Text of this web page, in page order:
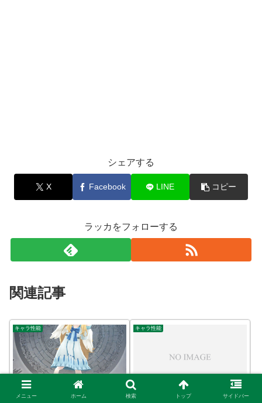
シェアする
X Facebook LINE コピー
ラッカをフォローする
関連記事
キャラ性能 キャラ性能
全キャラ簡易評価&開眼順
メニュー ホーム 検索 トップ サイドバー